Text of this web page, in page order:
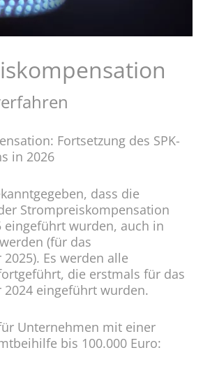
Fortsetzung des SPK-
in 2026
dass die
Strompreiskompensation
eingeführt wurden, auch in
(für das
Es werden alle
die erstmals für das
eingeführt wurden.
Unternehmen mit einer
bis 100.000 Euro: